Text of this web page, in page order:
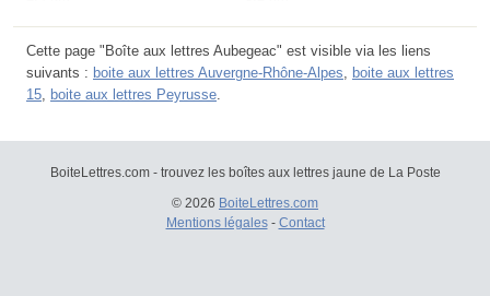
Cette page "Boîte aux lettres Aubegeac" est visible via les liens
suivants : boite aux lettres Auvergne-Rhône-Alpes
boite aux lettres
15 boite aux lettres Peyrusse
BoiteLettres.com - trouvez les boîtes aux lettres jaune de La Poste
© 2026 BoiteLettres.com
Mentions légales- Contact